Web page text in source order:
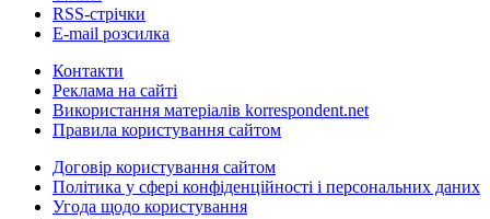
RSS-стрічки
E-mail розсилка
Контакти
Реклама на сайті
Використання матеріалів korrespondent.net
Правила користування сайтом
Договір користування сайтом
Політика у сфері конфіденційності і персональних даних
Угода щодо користування